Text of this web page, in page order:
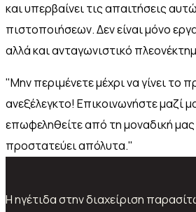
και υπερβαίνει τις απαιτήσεις
πιστοποιήσεων. Δεν είναι μόνο
αλλά και ανταγωνιστικό
"Μην περιμένετε μέχρι να γίνει το
ανεξέλεγκτο! Επικοινωνήστε μαζί
επωφεληθείτε από τη μοναδική
προστατεύει απόλυτα."
Η ηγέτιδα στην διαχείριση